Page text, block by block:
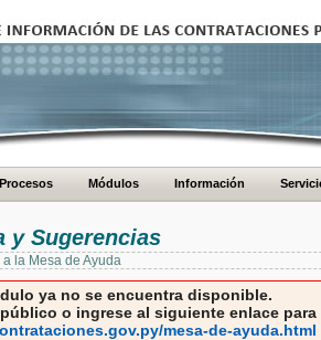
Procesos Módulos Información
y Sugerencias
la Mesa de Ayuda
ya no se encuentra disponible.
o ingrese al siguiente enlace
mesa-de-ayuda.html